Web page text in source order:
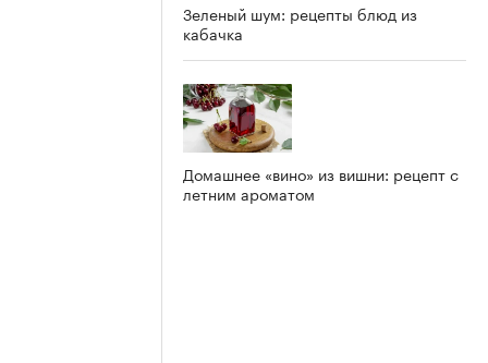
Зеленый шум: рецепты блюд из
кабачка
Домашнее «вино» из вишни: рецепт с
летним ароматом